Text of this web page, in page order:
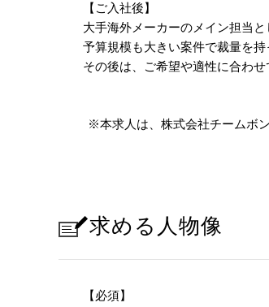
【ご入社後】
大手海外メーカーのメイン担当
予算規模も大きい案件で裁量を
その後は、ご希望や適性に合わ
※本求人は、株式会社チームボ
求める人物像
【必須】